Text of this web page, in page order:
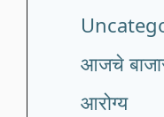
आजचे
आरोग्य